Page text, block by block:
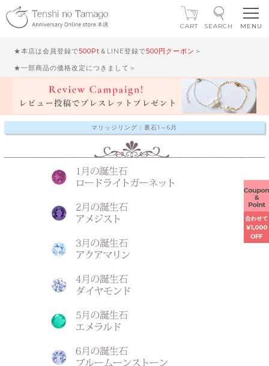
★本店は会員登録で500Pt ＆LINE登録で500円クーポン ＞
★一部商品の価格改定につきまして＞
CART SEARCH
マリッジリング：裏石1～6月